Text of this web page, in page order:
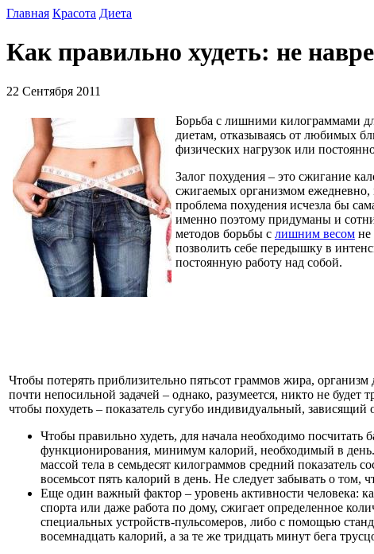
Главная Красота Диета
Как правильно худеть: не
22 Сентября 2011
Борьба с лишними килограммами
диетам, отказываясь от любимых
физических нагрузок или
Залог похудения – это сжигание
сжигаемых организмом ежедневно,
проблема похудения исчезла бы
именно поэтому придуманы и
методов борьбы с лишним весом не
позволить себе передышку в
постоянную работу над собой.
Чтобы потерять приблизительно пятьсот граммов жира,
почти непосильной задачей – однако, разумеется, никто не
чтобы похудеть – показатель сугубо индивидуальный, зависящий
Чтобы правильно худеть, для начала необходимо посчитать
функционирования, минимум калорий, необходимый в день.
массой тела в семьдесят килограммов средний показатель
восемьсот пять калорий в день. Не следует забывать о том,
Еще один важный фактор – уровень активности человека:
спорта или даже работа по дому, сжигает определенное
специальных устройств-пульсомеров, либо с помощью
восемнадцать калорий, а за те же тридцать минут бега